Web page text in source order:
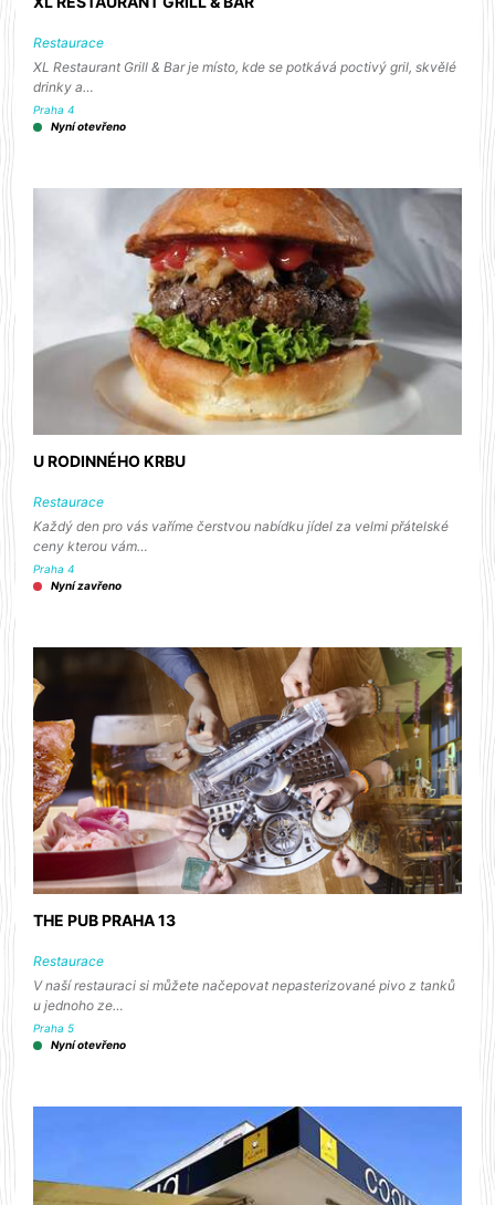
Restaurace
XL Restaurant Grill & Bar je místo, kde se potkává poctivý gril, skvělé
drinky a…
Praha 4
Nyní otevřeno
U RODINNÉHO KRBU
Restaurace
Každý den pro vás vaříme čerstvou nabídku jídel za velmi přátelské
ceny kterou vám…
Praha 4
Nyní zavřeno
THE PUB PRAHA 13
Restaurace
V naší restauraci si můžete načepovat nepasterizované pivo z tanků
u jednoho ze…
Praha 5
Nyní otevřeno